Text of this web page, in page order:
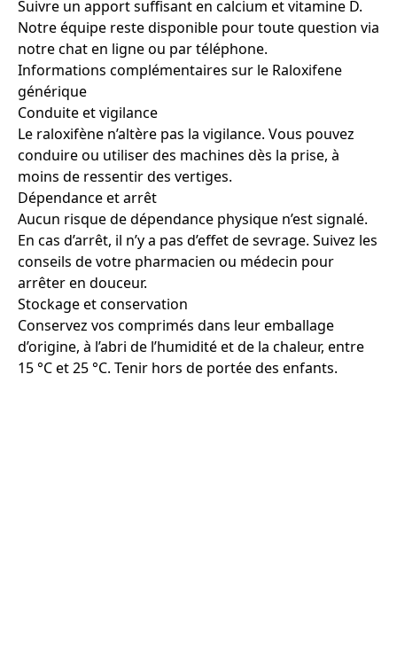
Suivre un apport suffisant en calcium et vitamine D.
Notre équipe reste disponible pour toute question via
notre chat en ligne ou par téléphone.
Informations complémentaires sur le Raloxifene
générique
Conduite et vigilance
Le raloxifène n’altère pas la vigilance. Vous pouvez
conduire ou utiliser des machines dès la prise, à
moins de ressentir des vertiges.
Dépendance et arrêt
Aucun risque de dépendance physique n’est signalé.
En cas d’arrêt, il n’y a pas d’effet de sevrage. Suivez les
conseils de votre pharmacien ou médecin pour
arrêter en douceur.
Stockage et conservation
Conservez vos comprimés dans leur emballage
d’origine, à l’abri de l’humidité et de la chaleur, entre
15 °C et 25 °C. Tenir hors de portée des enfants.